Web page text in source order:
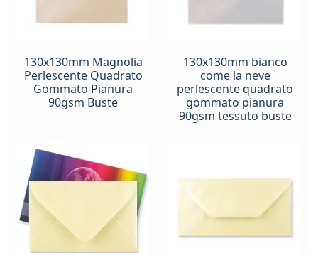
130x130mm Magnolia
Perlescente Quadrato
Gommato Pianura
90gsm Buste
130x130mm bianco
come la neve
perlescente quadrato
gommato pianura
90gsm tessuto buste